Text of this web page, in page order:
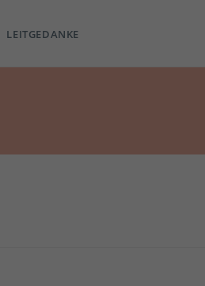
LEITGEDANKE